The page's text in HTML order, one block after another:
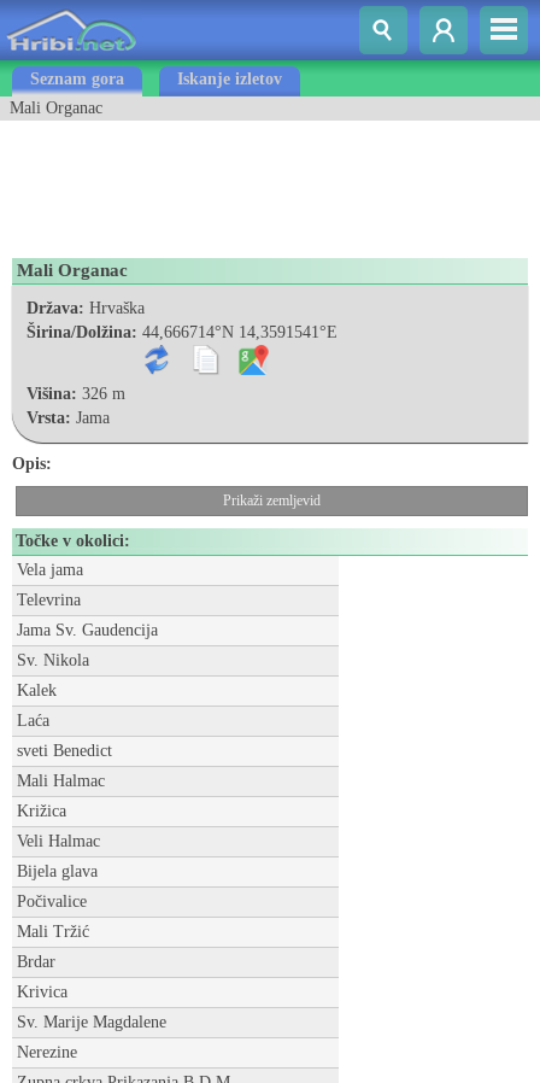
Seznam gora
Iskanje izletov
Mali Organac
Mali Organac
Država: Hrvaška
Širina/Dolžina: 44,666714°N 14,3591541°E
Višina: 326 m
Vrsta: Jama
Opis:
Prikaži zemljevid
Točke v okolici:
Vela jama
Televrina
Jama Sv. Gaudencija
Sv. Nikola
Kalek
Laća
sveti Benedict
Mali Halmac
Križica
Veli Halmac
Bijela glava
Počivalice
Mali Tržić
Brdar
Krivica
Sv. Marije Magdalene
Nerezine